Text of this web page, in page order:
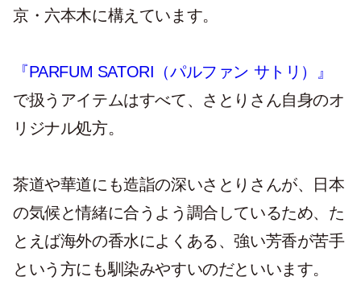
京・六本木に構えています。
『PARFUM SATORI（パルファン サトリ）』
で扱うアイテムはすべて、さとりさん自身のオ
リジナル処方。
茶道や華道にも造詣の深いさとりさんが、日本
の気候と情緒に合うよう調合しているため、た
とえば海外の香水によくある、強い芳香が苦手
という方にも馴染みやすいのだといいます。